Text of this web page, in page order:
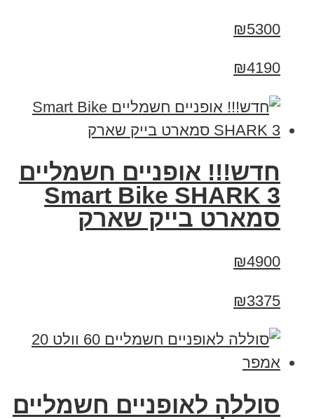
₪5300
₪4190
חדש!!! אופניים חשמליים
Smart Bike SHARK 3
סמארט בייק שארק
₪4900
₪3375
סוללה לאופניים חשמליים